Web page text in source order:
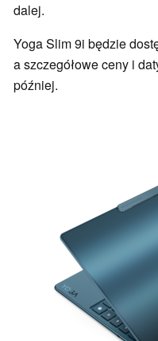
dalej.
Yoga Slim 9i będzie
a szczegółowe ceny i
później.